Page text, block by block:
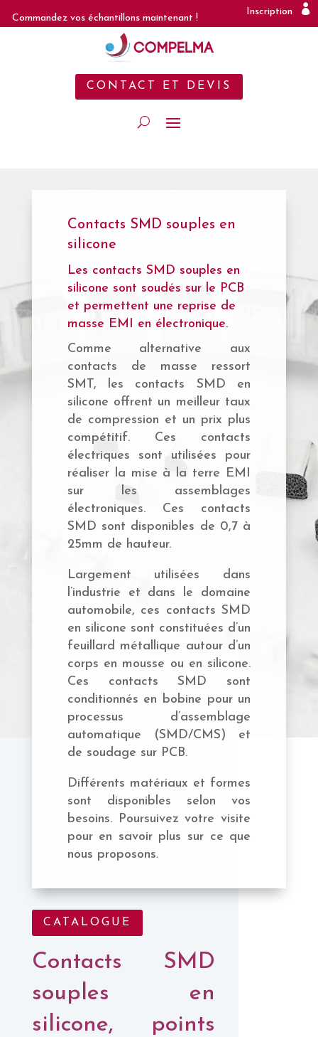
Commandez vos échantillons maintenant !
Inscription
CONTACT ET DEVIS
Contacts SMD souples en
silicone
Les contacts SMD souples en
silicone sont soudés sur le PCB
et permettent une reprise de
masse EMI en électronique.
Comme alternative aux
contacts de masse ressort
SMT, les contacts SMD en
silicone offrent un meilleur taux
de compression et un prix plus
compétitif. Ces contacts
électriques sont utilisées pour
réaliser la mise à la terre EMI
sur les assemblages
électroniques. Ces contacts
SMD sont disponibles de 0,7 à
25mm de hauteur.
Largement utilisées dans
l’industrie et dans le domaine
automobile, ces contacts SMD
en silicone sont constituées d’un
feuillard métallique autour d’un
corps en mousse ou en silicone.
Ces contacts SMD sont
conditionnés en bobine pour un
processus d’assemblage
automatique (SMD/CMS) et
de soudage sur PCB.
Différents matériaux et formes
sont disponibles selon vos
besoins. Poursuivez votre visite
pour en savoir plus sur ce que
nous proposons.
CATALOGUE
Contacts SMD
souples en
silicone, points